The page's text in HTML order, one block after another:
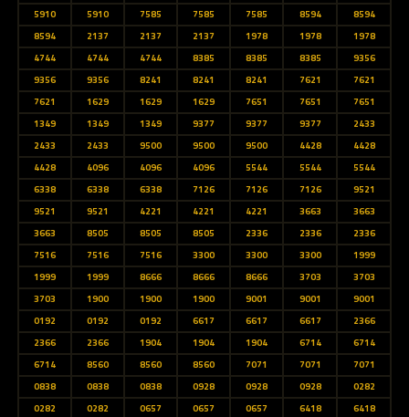
5910
5910 7585 7585 7585 8594
8594
8594
2137 2137 2137 1978 1978
1978
4744
4744 4744 8385 8385 8385
9356
9356
9356 8241 8241 8241 7621
7621
7621
1629 1629 1629 7651 7651
7651
1349
1349 1349 9377 9377 9377
2433
2433
2433 9500 9500 9500 4428
4428
4428
4096 4096 4096 5544 5544
5544
6338
6338 6338 7126 7126 7126
9521
9521
9521 4221 4221 4221 3663
3663
3663
8505 8505 8505 2336 2336
2336
7516
7516 7516 3300 3300 3300
1999
1999
1999 8666 8666 8666 3703
3703
3703
1900 1900 1900 9001 9001
9001
0192
0192 0192 6617 6617 6617
2366
2366
2366 1904 1904 1904 6714
6714
6714
8560 8560 8560 7071 7071
7071
0838
0838 0838 0928 0928 0928
0282
0282
0282 0657 0657 0657 6418
6418